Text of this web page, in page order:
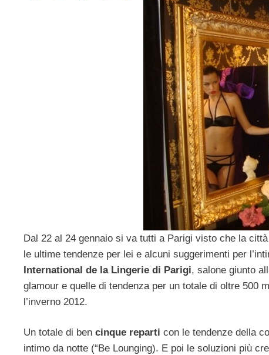
Dal 22 al 24 gennaio si va tutti a Parigi visto che la
le ultime tendenze per lei e alcuni suggerimenti per
International de la Lingerie di Parigi, salone giunto
glamour e quelle di tendenza per un totale di oltre 500
l’inverno 2012.
Un totale di ben cinque reparti con le tendenze della
intimo da notte (“Be Lounging). E poi le soluzioni più